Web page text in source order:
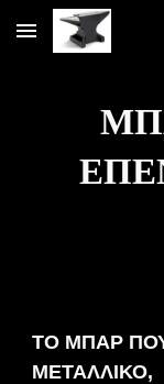
Skip to main content
ΤΟ ΜΠΑΡ ΠΟΥ
ΜΕΤΑΛΛΙΚΟ,